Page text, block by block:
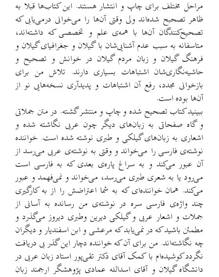
مراحل مختلف برای چاپ و انتشار هستند. این کتاب‌ها قبلا به
ظاهر تصحبح شده‌اند ولی وقتی آن‌ها را می‌خوانی درمی‌یابی که
تصحیح‌کنندگان آن‌ها با همه‌ی علم و تخصصی که داشته‌اند،
متاسفانه به سبب عدم آشنایی‌شان با گیلان و جغرافیای گیلان و
فرهنگ گیلان و زبان مردم گیلان در خوانش و تصحیح و
حاشیه‌نگاری‌شان اشتباهات بسیاری دارند. تلاش من برای
بازخوانی مجدد، رفع آن اشتباهات و پدیدآری نسخه‌هایی نو از
آن‌ها بوده است.
ببینید کتاب تصحیح شده و چاپ و منتشر گشته. در متن جملاتی
و گاه صفحاتی به زبان‌های دیگر چون عربی نگاشته شده و
اشعاری به زبان‌های گیلکی و طبری نوشته شده است. خواننده
نوشته‌ی فارسی را می‌خواند و وقتی به نوشته‌ی عربی می‌رسد از
آن عبور می‌کند و به سراغ پاره‌ی بعدی که به فارسی است
می‌رود یا به شعری طبری می‌رسد، می‌خواند و نمی‌فهمد و عبور
می‌کند. همان خواننده‌ای که به شما اعتراضش را از به کارگیری
چند واژه‌ی فارسی سره در نوشته‌ی من رسانده به ‌آسانی از
جملات و اشعار عربی و گیلکی دیرین وطبری دیروز می‌گذرد و
مطمئن باشید که در نمی‌یابد که مرعشی و ابن اسفندیار و دیگران
چه نگاشته‌اند. من برای آن که خواننده دچار این گذر بی دریافت
نگردد کوشیده‌ام با کمک آقای دکتر تقی‌پور استاد زبان عربی در
دانشگاه گیلان و آقای اسدالله عمادی پژوهشگر ارجمند زبان